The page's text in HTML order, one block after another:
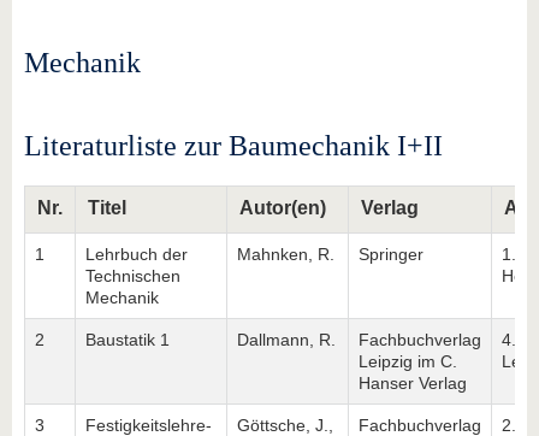
Mechanik
Literaturliste zur Baumechanik I+II
Nr. Titel Autor(en) Verlag
1
Lehrbuch der
Technischen
Mechanik
Mahnken, R. Springer
1.
2 Baustatik 1 Dallmann, R.
Fachbuchverlag
Leipzig im C.
Hanser Verlag
4.
3
Festigkeitslehre-
Göttsche, J.,
Fachbuchverlag
2.